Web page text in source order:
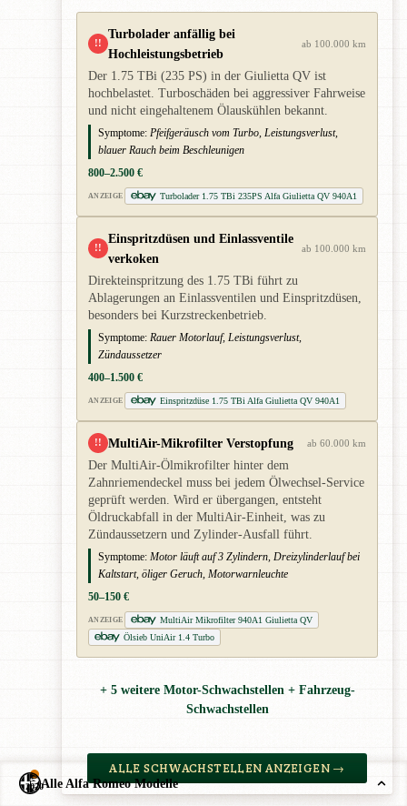
2020
!!
Turbolader anfällig bei
Hochleistungsbetrieb
ab 100.000 km
Der 1.75 TBi (235 PS) in der Giulietta QV ist
hochbelastet. Turboschäden bei aggressiver Fahrweise
und nicht eingehaltenem Ölauskühlen bekannt.
Symptome: Pfeifgeräusch vom Turbo, Leistungsverlust,
blauer Rauch beim Beschleunigen
800–2.500 €
ANZEIGE Turbolader 1.75 TBi 235PS Alfa Giulietta QV 940A1
!!
Einspritzdüsen und Einlassventile
verkoken
ab 100.000 km
Direkteinspritzung des 1.75 TBi führt zu
Ablagerungen an Einlassventilen und Einspritzdüsen,
besonders bei Kurzstreckenbetrieb.
Symptome: Rauer Motorlauf, Leistungsverlust,
Zündaussetzer
400–1.500 €
ANZEIGE Einspritzdüse 1.75 TBi Alfa Giulietta QV 940A1
!! MultiAir-Mikrofilter Verstopfung ab 60.000 km
Der MultiAir-Ölmikrofilter hinter dem
Zahnriemendeckel muss bei jedem Ölwechsel-Service
geprüft werden. Wird er übergangen, entsteht
Öldruckabfall in der MultiAir-Einheit, was zu
Zündaussetzern und Zylinder-Ausfall führt.
Symptome: Motor läuft auf 3 Zylindern, Dreizylinderlauf bei
Kaltstart, öliger Geruch, Motorwarnleuchte
50–150 €
ANZEIGE
MultiAir Mikrofilter 940A1 Giulietta QV
Ölsieb UniAir 1.4 Turbo
+ 5 weitere Motor-Schwachstellen + Fahrzeug-
Schwachstellen
ALLE SCHWACHSTELLEN ANZEIGEN →
Alle Alfa Romeo Modelle